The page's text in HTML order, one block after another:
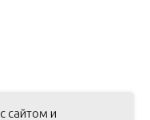
сайтом и